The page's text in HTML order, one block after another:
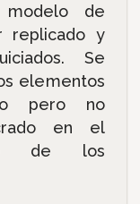
de
replicado y
Se
elementos
pero no
en el
de los